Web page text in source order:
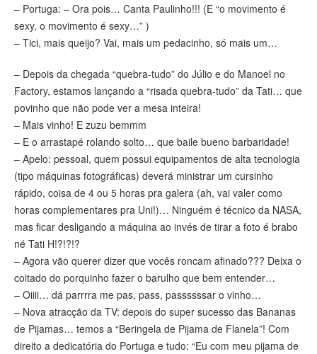
– Portuga: – Ora pois… Canta Paulinho!!! (E “o movimento é
sexy, o movimento é sexy…” )
– Tici, mais queijo? Vai, mais um pedacinho, só mais um…
– Depois da chegada “quebra-tudo” do Júlio e do Manoel no
Factory, estamos lançando a “risada quebra-tudo” da Tati… que
povinho que não pode ver a mesa inteira!
– Mais vinho! E zuzu bemmm
– E o arrastapé rolando solto… que baile bueno barbaridade!
– Apelo: pessoal, quem possui equipamentos de alta tecnologia
(tipo máquinas fotográficas) deverá ministrar um cursinho
rápido, coisa de 4 ou 5 horas pra galera (ah, vai valer como
horas complementares pra Uni!)… Ninguém é técnico da NASA,
mas ficar desligando a máquina ao invés de tirar a foto é brabo
né Tati H!?!?!?
– Agora vão querer dizer que vocês roncam afinado??? Deixa o
coitado do porquinho fazer o barulho que bem entender…
– Oiiii… dá parrrra me pas, pass, passssssar o vinho…
– Nova atracção da TV: depois do super sucesso das Bananas
de Pijamas… temos a “Beringela de Pijama de Flanela”! Com
direito a dedicatória do Portuga e tudo: “Eu com meu pijama de